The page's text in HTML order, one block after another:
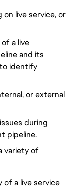
on live service, or
a live
and its
identify
or external
during
pipeline.
variety of
of a live service